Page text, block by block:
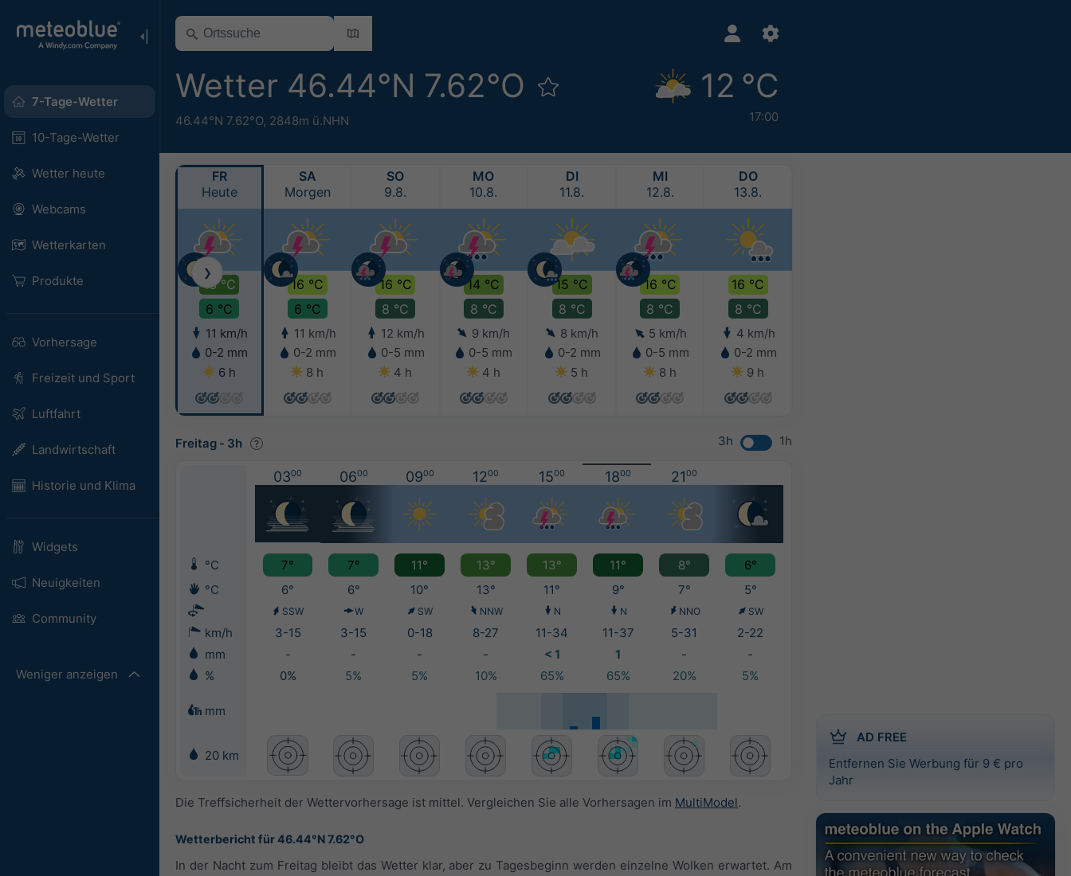
7-Tage-Wetter
10-Tage-Wetter
Wetter heute
Webcams
Wetterkarten
Produkte
Vorhersage
Freizeit und Sport
Luftfahrt
Landwirtschaft
Historie und Klima
Widgets
Neuigkeiten
Community
Weniger anzeigen
Wetter 46.44°N 7.62°O
46.44°N 7.62°O, 2848m ü.NHN
12 °C
17:00
AD FREE
Entfernen Sie Werbung für 9 € pro
Jahr
FR
Heute
13 °C
6 °C
11 km/h
0-2 mm
6 h
SA
Morgen
16 °C
6 °C
11 km/h
0-2 mm
8 h
SO
9.8.
16 °C
8 °C
12 km/h
0-5 mm
4 h
MO
10.8.
14 °C
8 °C
9 km/h
0-5 mm
4 h
DI
11.8.
15 °C
8 °C
8 km/h
0-2 mm
5 h
MI
12.8.
16 °C
8 °C
5 km/h
0-5 mm
8 h
DO
13.8.
16 °C
8 °C
4 km/h
0-2 mm
9 h
❯
Freitag - 3h 3h 1h
0300 0600 0900 1200 1500 1800 2100
°C 7° 7° 11° 13° 13° 11° 8°
6°
°C
6° 6° 10° 13° 11° 9° 7° 5°
SSW W SW NNW N N NNO SW
km/h 3-15 3-15 0-18 8-27 11-34 11-37 5-31
2-22
mm
- - - - < 1 1 -
-
%
0% 5% 5% 10% 65% 65% 20% 5%
mm
20 km
Die Treffsicherheit der Wettervorhersage ist mittel. Vergleichen Sie alle Vorhersagen im MultiModel.
Wetterbericht für 46.44°N 7.62°O
In der Nacht zum Freitag bleibt das Wetter klar, aber zu Tagesbeginn werden einzelne Wolken erwartet. Am